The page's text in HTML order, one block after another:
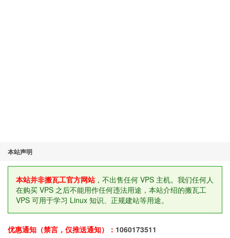
本站声明
本站并非搬瓦工官方网站，不出售任何 VPS 主机。我们任何人
在购买 VPS 之后不能用作任何违法用途，本站介绍的搬瓦工
VPS 可用于学习 Linux 知识、正规建站等用途。
优惠通知（禁言，仅推送通知）： 1060173511